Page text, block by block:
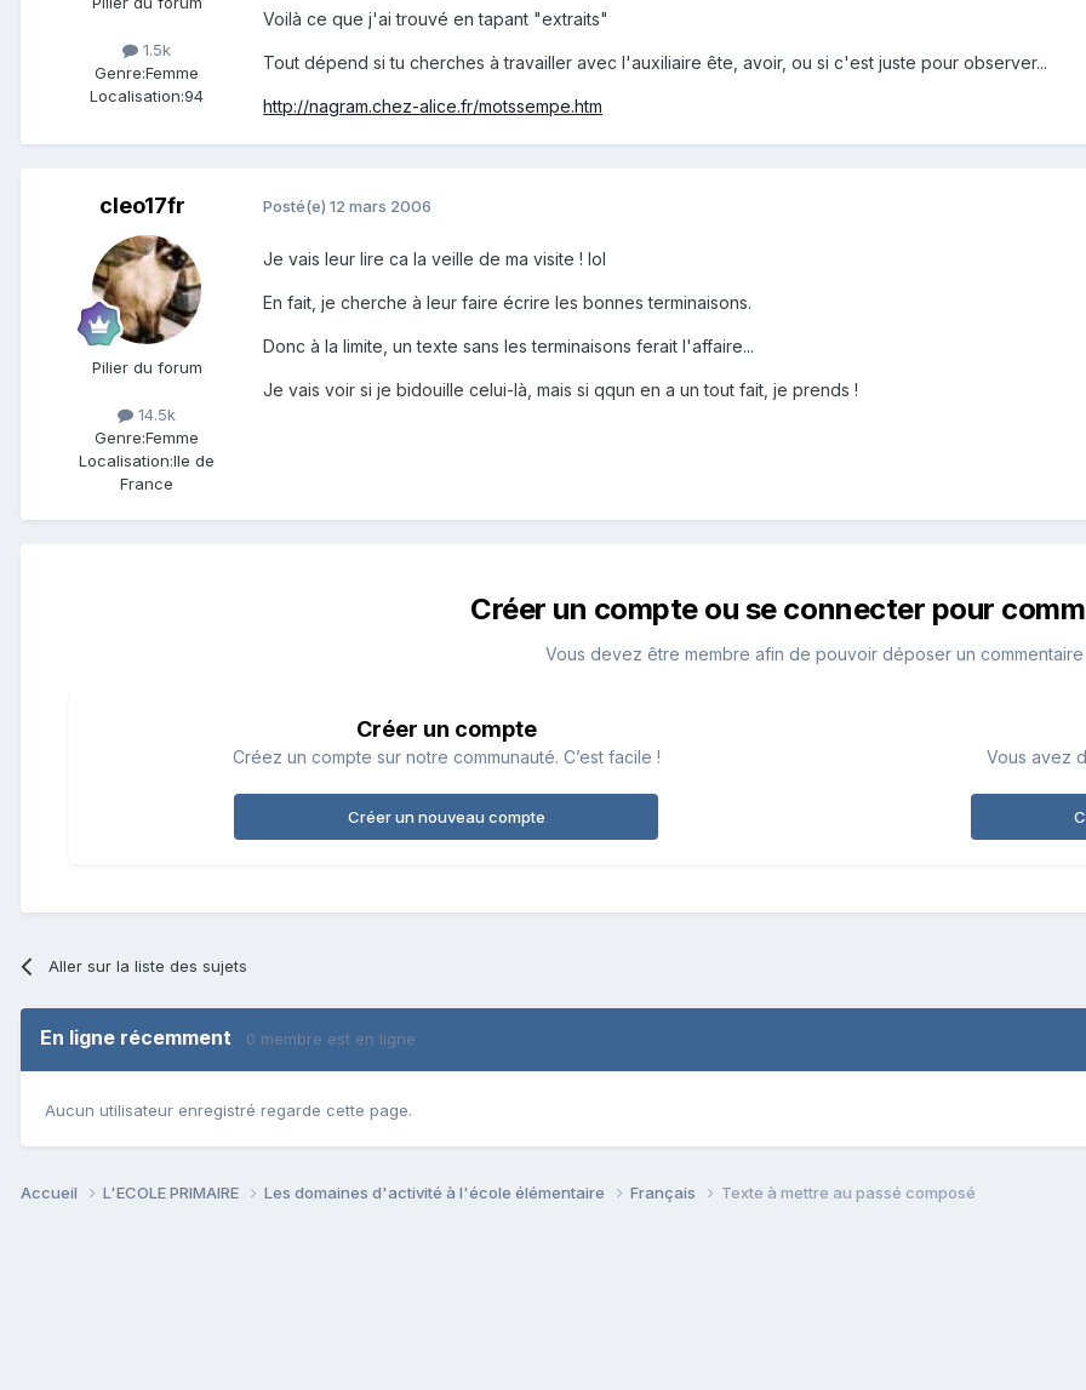
1.5k
Genre:Femme
Localisation:94
Voilà ce que j'ai trouvé en tapant "extraits"
Tout dépend si tu cherches à travailler avec l'auxiliaire ête, avoir, ou si c'est juste pour observer...
http://nagram.chez-alice.fr/motssempe.htm
cleo17fr
Pilier du forum
14.5k
Genre:Femme
Localisation:Ile de
France
Posté(e) 12 mars 2006
Je vais leur lire ca la veille de ma visite ! lol
En fait, je cherche à leur faire écrire les bonnes terminaisons.
Donc à la limite, un texte sans les terminaisons ferait l'affaire...
Je vais voir si je bidouille celui-là, mais si qqun en a un tout fait, je prends !
Créer un compte ou se connecter pour
Vous devez être membre afin de pouvoir déposer un commentaire
Créer un compte
Créez un compte sur notre communauté. C’est facile !
Créer un nouveau compte
Vous avez
Aller sur la liste des sujets
En ligne récemment 0 membre est en ligne
Aucun utilisateur enregistré regarde cette page.
Accueil L'ECOLE PRIMAIRE Les domaines d'activité à l'école élémentaire Français Texte à mettre au passé composé